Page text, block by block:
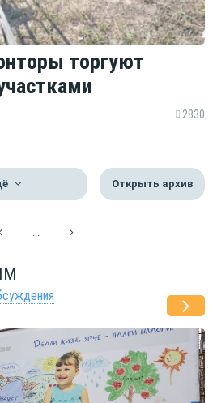
торгуют
2830
Открыть архив